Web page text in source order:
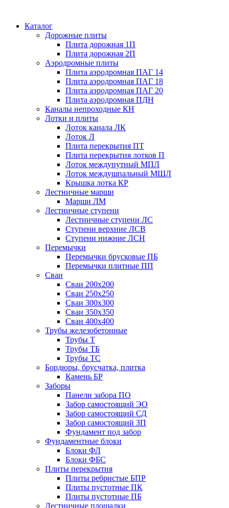
Каталог
Дорожные плиты
Плита дорожная 1П
Плита дорожная 2П
Аэродромные плиты
Плита аэродромная ПАГ 14
Плита аэродромная ПАГ 18
Плита аэродромная ПАГ 20
Плита аэродромная ПДН
Каналы непроходные КН
Лотки и плиты
Лоток канала ЛК
Лоток Л
Плита перекрытия ПТ
Плита перекрытия лотков П
Лоток междупутный МПЛ
Лоток междушпальный МШЛ
Крышка лотка КР
Лестничные марши
Марши ЛМ
Лестничные ступени
Лестничные ступени ЛС
Ступени верхние ЛСВ
Ступени нижние ЛСН
Перемычки
Перемычки брусковые ПБ
Перемычки плитные ПП
Сваи
Сваи 200х200
Сваи 250х250
Сваи 300х300
Сваи 350х350
Сваи 400х400
Трубы железобетонные
Трубы Т
Трубы ТБ
Трубы ТС
Бордюры, брусчатка, плитка
Камень БР
Заборы
Панели забора ПО
Забор самостоящий ЭО
Забор самостоящий СД
Забор самостоящий ЗП
Фyндамент под забор
Фундаментные блоки
Блоки ФЛ
Блоки ФБС
Плиты перекрытия
Плиты ребристые БПР
Плиты пустотные ПК
Плиты пустотные ПБ
Лестничные площадки